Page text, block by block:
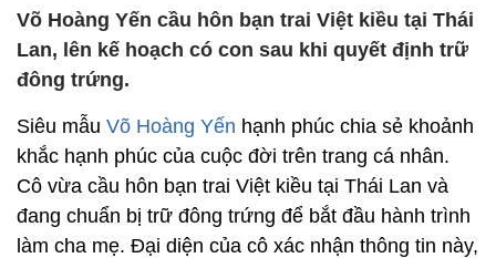
Võ Hoàng Yến cầu hôn bạn trai Việt kiều tại Thái
Lan, lên kế hoạch có con sau khi quyết định trữ
đông trứng.
Siêu mẫu Võ Hoàng Yến hạnh phúc chia sẻ khoảnh
khắc hạnh phúc của cuộc đời trên trang cá nhân.
Cô vừa cầu hôn bạn trai Việt kiều tại Thái Lan và
đang chuẩn bị trữ đông trứng để bắt đầu hành trình
làm cha mẹ. Đại diện của cô xác nhận thông tin này,